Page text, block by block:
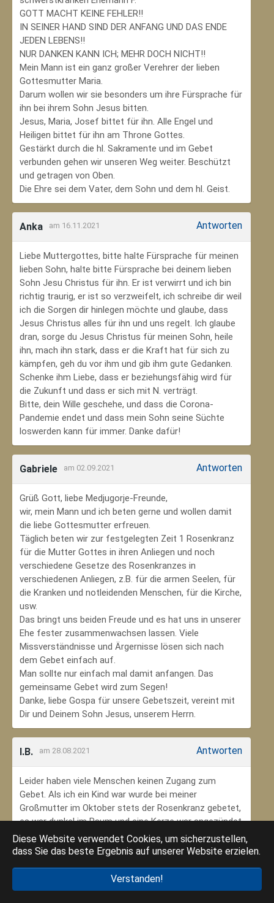
Diese Website verwendet Cookies, um sicherzustellen,
dass Sie das beste Ergebnis auf unserer Website erzielen.
Verstanden!
GOTT MACHT KEINE FEHLER!!
IN SEINER HAND SIND DER ANFANG UND DAS ENDE
JEDEN LEBENS!!
NUR DANKEN KANN ICH; MEHR DOCH NICHT!!
Mein Mann ist ein ganz großer Verehrer der lieben
Gottesmutter Maria.
Darum wollen wir sie besonders um ihre Fürsprache für
ihn bei ihrem Sohn Jesus bitten.
Jesus, Maria, Josef bittet für ihn. Alle Engel und
Heiligen bittet für ihn am Throne Gottes.
Gestärkt durch die hl. Sakramente und im Gebet
verbunden gehen wir unseren Weg weiter. Beschützt
und getragen von Oben.
Die Ehre sei dem Vater, dem Sohn und dem hl. Geist.
Anka am 16.11.2021 Antworten
Liebe Muttergottes, bitte halte Fürsprache für meinen
lieben Sohn, halte bitte Fürsprache bei deinem lieben
Sohn Jesu Christus für ihn. Er ist verwirrt und ich bin
richtig traurig, er ist so verzweifelt, ich schreibe dir weil
ich die Sorgen dir hinlegen möchte und glaube, dass
Jesus Christus alles für ihn und uns regelt. Ich glaube
dran, sorge du Jesus Christus für meinen Sohn‚ heile
ihn, mach ihn stark, dass er die Kraft hat für sich zu
kämpfen, geh du vor ihm und gib ihm gute Gedanken.
Schenke ihm Liebe, dass er beziehungsfähig wird für
die Zukunft und dass er sich mit N. verträgt.
Bitte, dein Wille geschehe, und dass die Corona-
Pandemie endet und dass mein Sohn seine Süchte
loswerden kann für immer. Danke dafür!
Gabriele am 02.09.2021 Antworten
Grüß Gott, liebe Medjugorje-Freunde,
wir, mein Mann und ich beten gerne und wollen damit
die liebe Gottesmutter erfreuen.
Täglich beten wir zur festgelegten Zeit 1 Rosenkranz
für die Mutter Gottes in ihren Anliegen und noch
verschiedene Gesetze des Rosenkranzes in
verschiedenen Anliegen, z.B. für die armen Seelen, für
die Kranken und notleidenden Menschen, für die Kirche,
usw.
Das bringt uns beiden Freude und es hat uns in unserer
Ehe fester zusammenwachsen lassen. Viele
Missverständnisse und Ärgernisse lösen sich nach
dem Gebet einfach auf.
Man sollte nur einfach mal damit anfangen. Das
gemeinsame Gebet wird zum Segen!
Danke, liebe Gospa für unsere Gebetszeit, vereint mit
Dir und Deinem Sohn Jesus, unserem Herrn.
I.B. am 28.08.2021 Antworten
Leider haben viele Menschen keinen Zugang zum
Gebet. Als ich ein Kind war wurde bei meiner
Großmutter im Oktober stets der Rosenkranz gebetet,
es war dunkel im Raum und eine Kerze war angezündet.
Ich habe mich ungeheuer geborgen gefühlt. Das weiß
ich jetzt im Alter sehr zu schätzen. Danke an meine
Danke an die Gottesmutter Maria, dass ich beten kann.